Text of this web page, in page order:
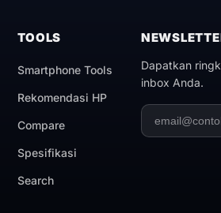
TOOLS
Smartphone Tools
Rekomendasi HP
Compare
Spesifikasi
Search
Dapatkan
inbox Anda.